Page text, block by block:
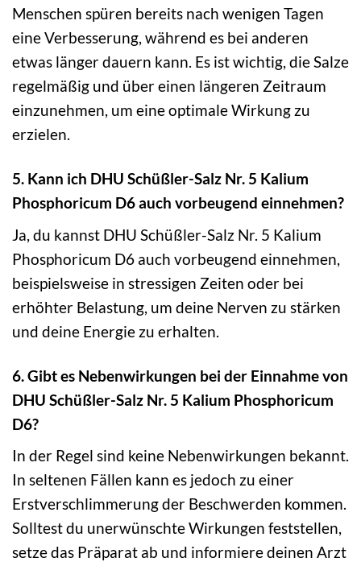
Menschen spüren bereits nach wenigen Tagen
eine Verbesserung, während es bei anderen
etwas länger dauern kann. Es ist wichtig, die Salze
regelmäßig und über einen längeren Zeitraum
einzunehmen, um eine optimale Wirkung zu
erzielen.
5. Kann ich DHU Schüßler-Salz Nr. 5 Kalium
Phosphoricum D6 auch vorbeugend einnehmen?
Ja, du kannst DHU Schüßler-Salz Nr. 5 Kalium
Phosphoricum D6 auch vorbeugend einnehmen,
beispielsweise in stressigen Zeiten oder bei
erhöhter Belastung, um deine Nerven zu stärken
und deine Energie zu erhalten.
6. Gibt es Nebenwirkungen bei der Einnahme von
DHU Schüßler-Salz Nr. 5 Kalium Phosphoricum
D6?
In der Regel sind keine Nebenwirkungen bekannt.
In seltenen Fällen kann es jedoch zu einer
Erstverschlimmerung der Beschwerden kommen.
Solltest du unerwünschte Wirkungen feststellen,
setze das Präparat ab und informiere deinen Arzt